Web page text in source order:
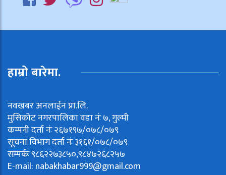
हाम्रो बारेमा.
नवखबर अनलाईन प्रा.लि.
मुसिकोट नगरपालिका वडा नंः ७, गुल्मी
कम्पनी दर्ता नंः २६७१९७/०७८/०७९
सूचना विभाग दर्ता नंः ३१६१/०७८/०७९
सम्पर्कः ९८६२२७३८५०,९८४७२६८२५७
E-mail: nabakhabar999@gmail.com